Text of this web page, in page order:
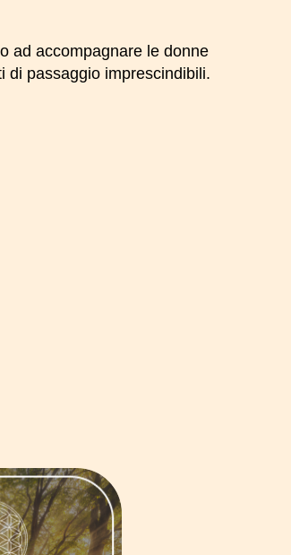
nel carrello.
ad accompagnare le donne
di passaggio imprescindibili.
individuale
il proprio